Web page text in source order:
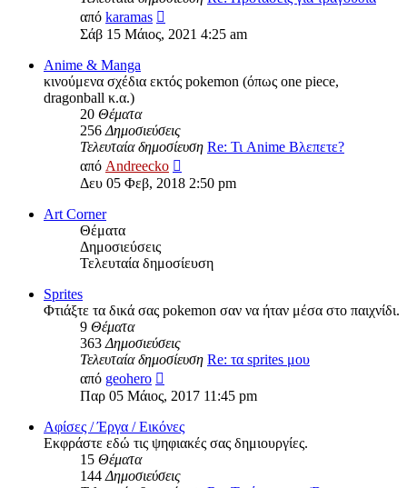
από karamas
της
Σάβ 15 Μάιος, 2021 4:25 am
Anime & Manga
κινούμενα σχέδια εκτός pokemon (όπως one piece,
dragonball κ.α.)
20 Θέματα
256 Δημοσιεύσεις
Τελευταία δημοσίευση Re: Τι Anime Βλεπετε?
από Andreecko
της
τελευταίας
Δευ 05 Φεβ, 2018 2:50 pm
Art Corner
Θέματα
Δημοσιεύσεις
Τελευταία δημοσίευση
Sprites
Φτιάξτε τα δικά σας pokemon σαν να ήταν μέσα στο παιχνίδι.
9 Θέματα
363 Δημοσιεύσεις
Τελευταία δημοσίευση Re: τα sprites μου
από geohero
της
τελευταίας
δημοσίευσης
Παρ 05 Μάιος, 2017 11:45 pm
Αφίσες / Έργα / Εικόνες
Εκφράστε εδώ τις ψηφιακές σας δημιουργίες.
15 Θέματα
144 Δημοσιεύσεις